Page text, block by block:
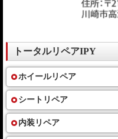
トータルリペアIPY
ホイールリペア
シートリペア
内装リペア